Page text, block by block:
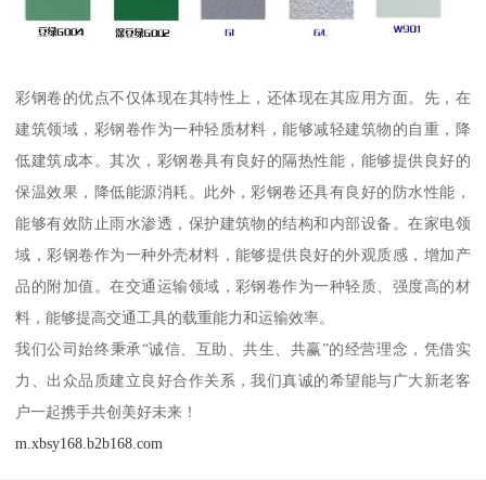
彩钢卷的优点不仅体现在其特性上，还体现在其应用方面。先，在
建筑领域，彩钢卷作为一种轻质材料，能够减轻建筑物的自重，降
低建筑成本。其次，彩钢卷具有良好的隔热性能，能够提供良好的
保温效果，降低能源消耗。此外，彩钢卷还具有良好的防水性能，
能够有效防止雨水渗透，保护建筑物的结构和内部设备。在家电领
域，彩钢卷作为一种外壳材料，能够提供良好的外观质感，增加产
品的附加值。在交通运输领域，彩钢卷作为一种轻质、强度高的材
料，能够提高交通工具的载重能力和运输效率。
我们公司始终秉承“诚信、互助、共生、共赢”的经营理念，凭借实
力、出众品质建立良好合作关系，我们真诚的希望能与广大新老客
户一起携手共创美好未来！
m.xbsy168.b2b168.com